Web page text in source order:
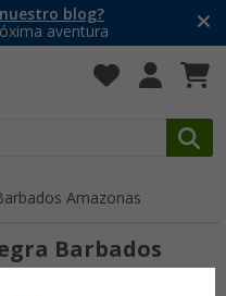
blog?
aventura
Amazonas
Barbados